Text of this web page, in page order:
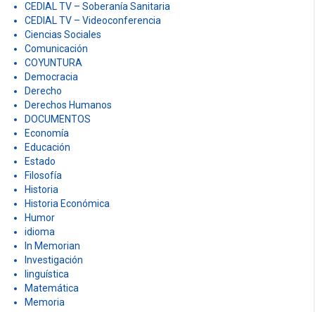
CEDIAL TV – Soberanía Sanitaria
CEDIAL TV – Videoconferencia
Ciencias Sociales
Comunicación
COYUNTURA
Democracia
Derecho
Derechos Humanos
DOCUMENTOS
Economía
Educación
Estado
Filosofía
Historia
Historia Económica
Humor
idioma
In Memorian
Investigación
linguística
Matemática
Memoria